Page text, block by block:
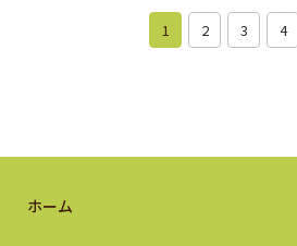
1 2 3 4
ホーム